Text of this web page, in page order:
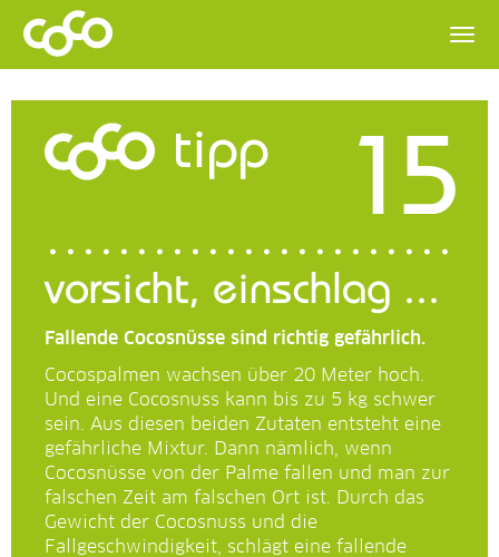
tipp 15
vorsicht, einschlag ...
Fallende Cocosnüsse sind richtig gefährlich.
Cocospalmen wachsen über 20 Meter hoch.
Und eine Cocosnuss kann bis zu 5 kg schwer
sein. Aus diesen beiden Zutaten entsteht eine
gefährliche Mixtur. Dann nämlich, wenn
Cocosnüsse von der Palme fallen und man zur
falschen Zeit am falschen Ort ist. Durch das
Gewicht der Cocosnuss und die
Fallgeschwindigkeit, schlägt eine fallende